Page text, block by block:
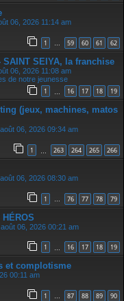
06, 2026 11:14 am
1 … 59 60 61 62
SAINT SEIYA, la franchise
06, 2026 11:08 am
de notre jeunesse
1 16 17 18 19
(jeux, machines, matos
06, 2026 09:34 am
1 263 264 265 266
06, 2026 08:30 am
1 … 76 77 78 79
06, 2026 00:21 am
1 16 17 18 19
et complotisme
00:11 am
1 … 87 88 89 90